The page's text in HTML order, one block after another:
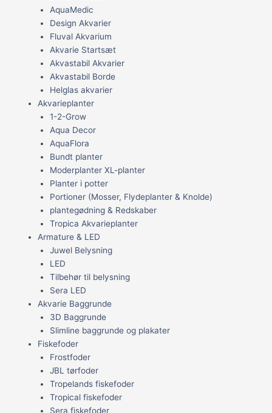
AquaMedic
Design Akvarier
Fluval Akvarium
Akvarie Startsæt
Akvastabil Akvarier
Akvastabil Borde
Helglas akvarier
Akvarieplanter
1-2-Grow
Aqua Decor
AquaFlora
Bundt planter
Moderplanter XL-planter
Planter i potter
Portioner (Mosser, Flydeplanter & Knolde)
plantegødning & Redskaber
Tropica Akvarieplanter
Armature & LED
Juwel Belysning
LED
Tilbehør til belysning
Sera LED
Akvarie Baggrunde
3D Baggrunde
Slimline baggrunde og plakater
Fiskefoder
Frostfoder
JBL tørfoder
Tropelands fiskefoder
Tropical fiskefoder
Sera fiskefoder